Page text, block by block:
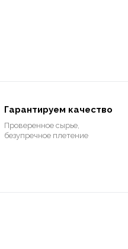
Гарантируем качество
Проверенное сырье,
безупречное плетение